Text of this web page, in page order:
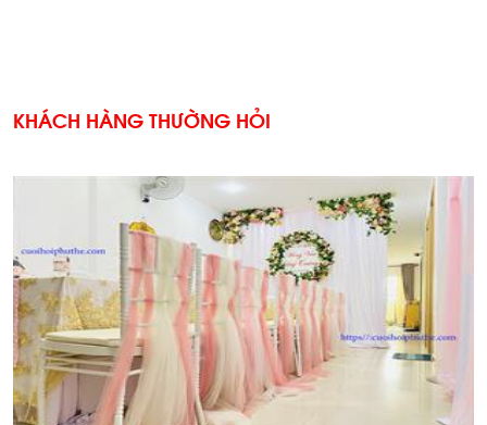
KHÁCH HÀNG THƯỜNG HỎI
'